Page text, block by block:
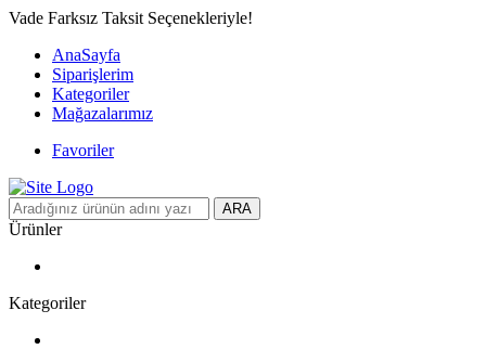
Vade Farksız Taksit Seçenekleriyle!
AnaSayfa
Siparişlerim
Kategoriler
Mağazalarımız
Favoriler
ARA
Ürünler
Kategoriler